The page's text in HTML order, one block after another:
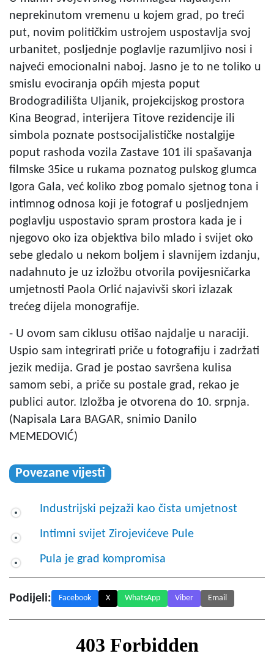
neprekinutom vremenu u kojem grad, po treći
put, novim političkim ustrojem uspostavlja svoj
urbanitet, posljednje poglavlje razumljivo nosi i
najveći emocionalni naboj. Jasno je to ne toliko u
smislu evociranja općih mjesta poput
Brodogradilišta Uljanik, projekcijskog prostora
Kina Beograd, interijera Titove rezidencije ili
simbola poznate postsocijalističke nostalgije
poput rashoda vozila Zastave 101 ili spašavanja
filmske 35ice u rukama poznatog pulskog glumca
Igora Gala, već koliko zbog pomalo sjetnog tona i
intimnog odnosa koji je fotograf u posljednjem
poglavlju uspostavio spram prostora kada je i
njegovo oko iza objektiva bilo mlado i svijet oko
sebe gledalo u nekom boljem i slavnijem izdanju,
nadahnuto je uz izložbu otvorila povijesničarka
umjetnosti Paola Orlić najavivši skori izlazak
trećeg dijela monografije.
- U ovom sam ciklusu otišao najdalje u naraciji.
Uspio sam integrirati priče u fotografiju i zadržati
jezik medija. Grad je postao savršena kulisa
samom sebi, a priče su postale grad, rekao je
publici autor. Izložba je otvorena do 10. srpnja.
(Napisala Lara BAGAR, snimio Danilo
MEMEDOVIĆ)
Povezane vijesti
Industrijski pejzaži kao čista umjetnost
Intimni svijet Zirojevićeve Pule
Pula je grad kompromisa
Podijeli: Facebook X WhatsApp Viber Email